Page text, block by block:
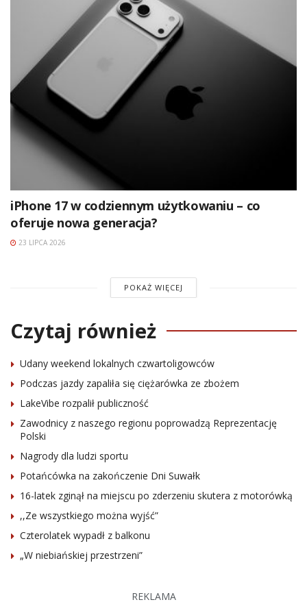
iPhone 17 w codziennym użytkowaniu – co
oferuje nowa generacja?
23 LIPCA 2026
POKAŻ WIĘCEJ
Czytaj również
Udany weekend lokalnych czwartoligowców
Podczas jazdy zapaliła się ciężarówka ze zbożem
LakeVibe rozpalił publiczność
Zawodnicy z naszego regionu poprowadzą Reprezentację
Polski
Nagrody dla ludzi sportu
Potańcówka na zakończenie Dni Suwałk
16-latek zginął na miejscu po zderzeniu skutera z motorówką
,,Ze wszystkiego można wyjść”
Czterolatek wypadł z balkonu
„W niebiańskiej przestrzeni”
REKLAMA